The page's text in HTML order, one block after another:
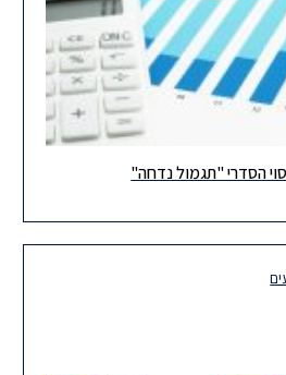
בית המשפט המחוזי בתל‑אביב (כב' השופט מגן
הסדרי "תגמול נדחה"